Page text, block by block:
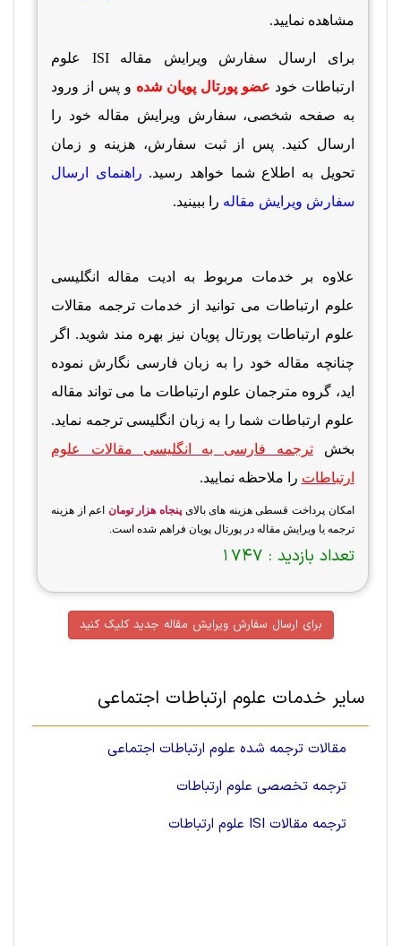
مشاهده نمایید.
برای ارسال سفارش ویرایش مقالهISI
علوم
ارتباطات خود عضو پورتال پویان شده و پس از ورود
به صفحه شخصی، سفارش ویرایش مقاله خود را
ارسال کنید. پس از ثبت سفارش، هزینه و زمان
تحویل به اطلاع شما خواهد رسید. راهنمای ارسال
سفارش ویرایش مقاله را ببینید.
علاوه بر خدمات مربوط به ادیت مقاله انگلیسی
علوم ارتباطات می توانید از خدمات ترجمه مقالات
علوم ارتباطات پورتال پویان نیز بهره مند شوید. اگر
چنانچه مقاله خود را به زبان فارسی نگارش نموده
اید، گروه مترجمان علوم ارتباطات ما می تواند مقاله
علوم ارتباطات شما را به زبان انگلیسی ترجمه نماید.
بخشترجمه فارسی به انگلیسی مقالات علوم
ارتباطات را ملاحظه نمایید.
امکان پرداخت قسطی هزینه های بالایپنجاه هزار تومان اعم از هزینه
ترجمه یا ویرایش مقاله در پورتال پویان فراهم شده است.
تعداد بازدید : 1747
برای ارسال سفارش ویرایش مقاله جدید کلیک کنید
سایر خدمات علوم ارتباطات اجتماعی
مقالات ترجمه شده علوم ارتباطات اجتماعی
ترجمه تخصصی علوم ارتباطات
ترجمه مقالات ISI علوم ارتباطات